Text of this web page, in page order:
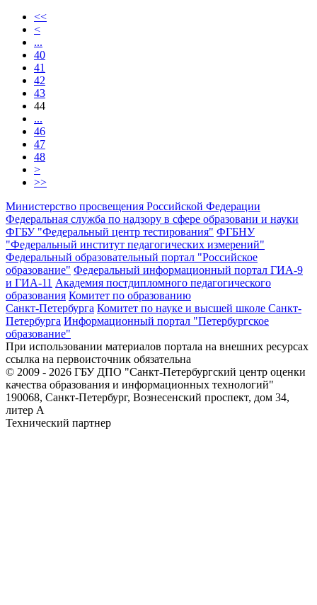
<<
<
...
40
41
42
43
44
...
46
47
48
>
>>
Министерство просвещения Российской Федерации
Федеральная служба по надзору в сфере образовани и науки
ФГБУ "Федеральный центр тестирования" ФГБНУ
"Федеральный институт педагогических измерений"
Федеральный образовательный портал "Российское
образование" Федеральный информационный портал ГИА-9
и ГИА-11 Академия постдипломного педагогического
образования Комитет по образованию
Санкт-Петербурга Комитет по науке и высшей школе Санкт-
Петербурга Информационный портал "Петербургское
образование"
При использовании материалов портала на внешних ресурсах
ссылка на первоисточник обязательна
© 2009 - 2026 ГБУ ДПО "Санкт-Петербургский центр оценки
качества образования и информационных технологий"
190068, Санкт-Петербург, Вознесенский проспект, дом 34,
литер А
Технический партнер